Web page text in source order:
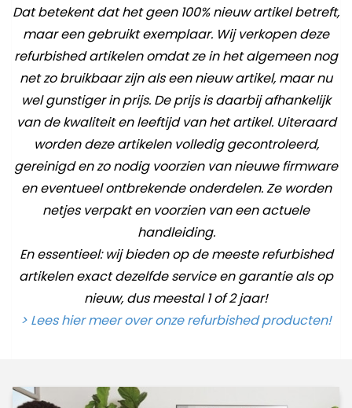
Dat betekent dat het geen 100% nieuw artikel betreft,
maar een gebruikt exemplaar. Wij verkopen deze
refurbished artikelen omdat ze in het algemeen nog
net zo bruikbaar zijn als een nieuw artikel, maar nu
wel gunstiger in prijs. De prijs is daarbij afhankelijk
van de kwaliteit en leeftijd van het artikel. Uiteraard
worden deze artikelen volledig gecontroleerd,
gereinigd en zo nodig voorzien van nieuwe firmware
en eventueel ontbrekende onderdelen. Ze worden
netjes verpakt en voorzien van een actuele
handleiding.
En essentieel: wij bieden op de meeste refurbished
artikelen exact dezelfde service en garantie als op
nieuw, dus meestal 1 of 2 jaar!
> Lees hier meer over onze refurbished producten!